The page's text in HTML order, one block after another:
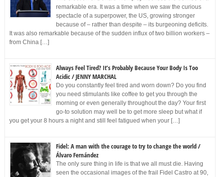
remarkable era. It was a time when we saw the curious
spectacle of a superpower, the US, growing stronger
because of – rather than despite – its burgeoning deficits.
It was also remarkable because of the sudden influx of two billion workers –
from China […]
Always Feel Tired? It’s Probably Because Your Body Is Too
Acidic / JENNY MARCHAL
Do you constantly feel tired and worn down? Do you find
you need stimulants like coffee to get you through the
morning or even generally throughout the day? Your first
go-to solution may well be to get more sleep but what if
you get your 8 hours a night and still feel fatigued when your […]
Fidel: A man with the courage to try to change the world /
Álvaro Fernández
The only sure thing in life is that we all must die. Having
seen the occasional images of the frail Fidel Castro at 90,